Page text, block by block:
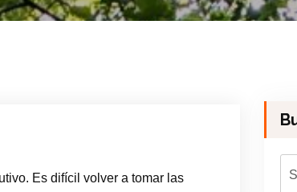
Es difícil volver a tomar las